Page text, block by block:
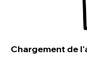
Chargement de